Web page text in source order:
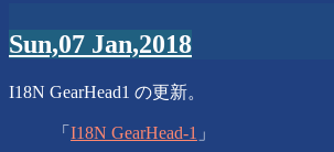
Sun,07 Jan,2018
I18N GearHead1 の更新。
「 I18N GearHead-1 」